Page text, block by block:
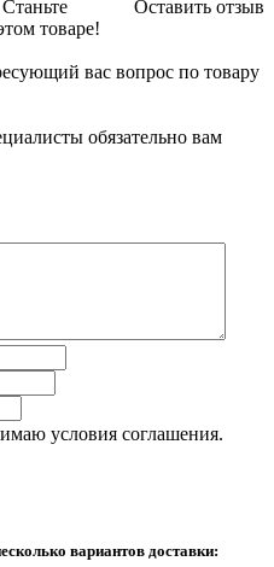
Оставить отзыв
товаре!
вас вопрос по товару
обязательно вам
условия соглашения.
вариантов доставки: